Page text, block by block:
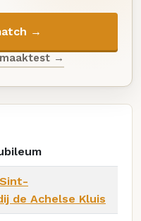
→
→
de Achelse Kluis